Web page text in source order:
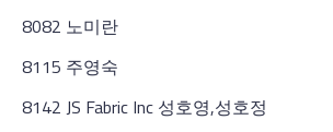
8082 노미란
8115 주영숙
8142 JS Fabric Inc 성호영,성호정